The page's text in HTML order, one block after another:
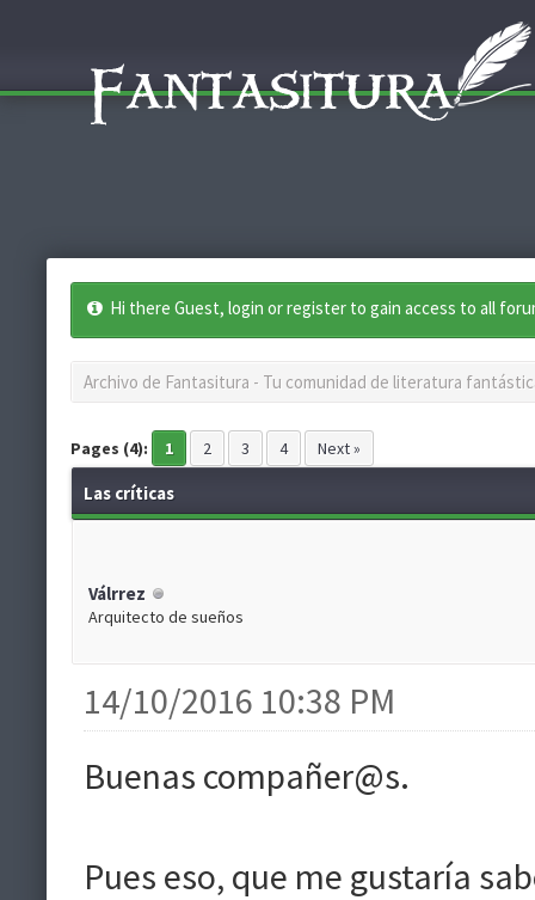
Hi there Guest, login or register to gain access to all
Archivo de Fantasitura - Tu comunidad de literatura
Pages (4): 1 2 3 4 Next »
Las críticas
Válrrez
Arquitecto de sueños
14/10/2016 10:38 PM
Buenas compañer@s.
Pues eso, que me gustaría